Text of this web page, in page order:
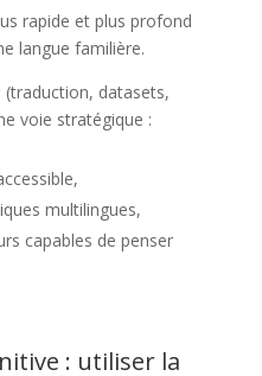
rapide et plus profond
langue familière.
datasets,
voie stratégique :
multilingues,
capables de penser
: utiliser la